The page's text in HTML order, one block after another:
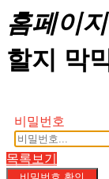
홈페이
할지 막
비밀번호
목록보기